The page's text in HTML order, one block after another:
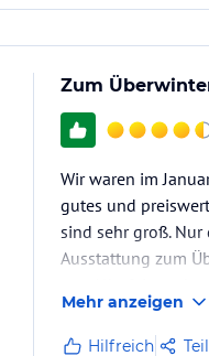
Zum
Wir waren im
gutes und
sind sehr groß. Nur
Ausstattung zum
Mehr anzeigen
Hilfreich